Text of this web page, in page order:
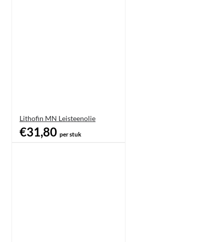
Lithofin MN Leisteenolie
€31,80 per stuk